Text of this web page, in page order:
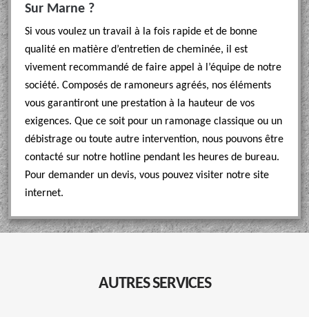
Sur Marne ?
Si vous voulez un travail à la fois rapide et de bonne
qualité en matière d’entretien de cheminée, il est
vivement recommandé de faire appel à l’équipe de notre
société. Composés de ramoneurs agréés, nos éléments
vous garantiront une prestation à la hauteur de vos
exigences. Que ce soit pour un ramonage classique ou un
débistrage ou toute autre intervention, nous pouvons être
contacté sur notre hotline pendant les heures de bureau.
Pour demander un devis, vous pouvez visiter notre site
internet.
AUTRES SERVICES